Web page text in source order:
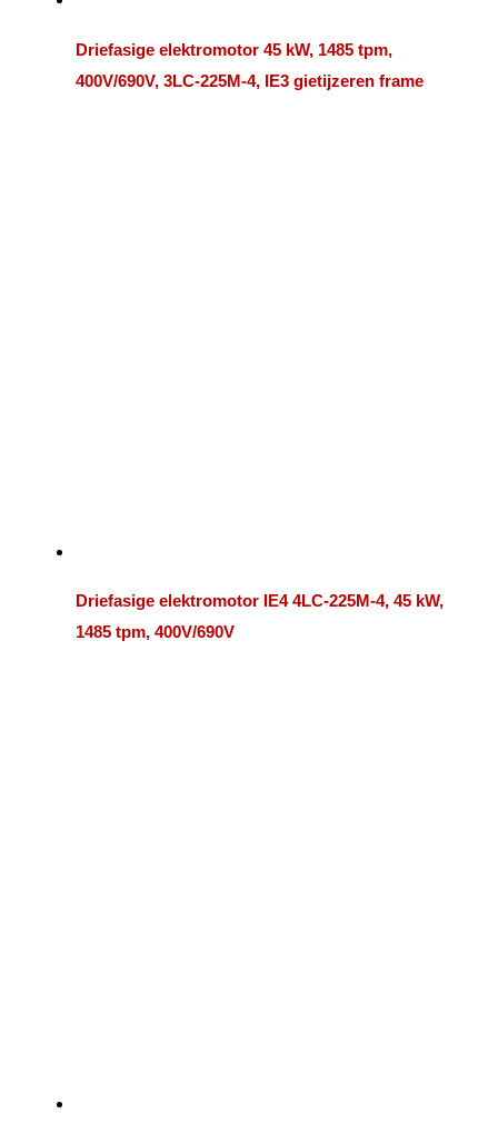
Driefasige elektromotor 45 kW, 1485 tpm,
400V/690V, 3LC-225M-4, IE3 gietijzeren frame
Driefasige elektromotor IE4 4LC-225M-4, 45 kW,
1485 tpm, 400V/690V